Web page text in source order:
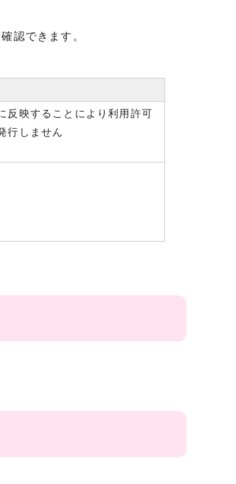
認できます。
反映することにより利用許可
行しません